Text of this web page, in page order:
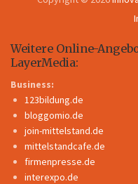
Weitere Online-
LayerMedia:
Business:
123bildung.de
bloggomio.de
join-mittelstand.de
mittelstandcafe.de
firmenpresse.de
interexpo.de